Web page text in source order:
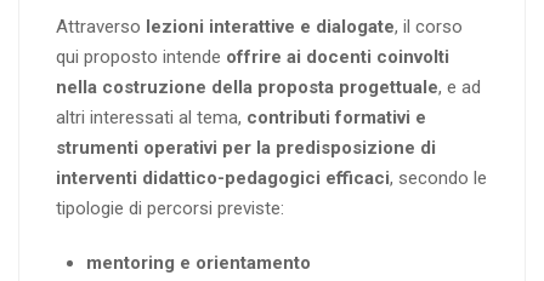
Attraverso lezioni interattive e dialogate, il corso
qui proposto intende offrire ai docenti coinvolti
nella costruzione della proposta progettuale, e ad
altri interessati al tema, contributi formativi e
strumenti operativi per la predisposizione di
interventi didattico-pedagogici efficaci, secondo le
tipologie di percorsi previste:
mentoring e orientamento